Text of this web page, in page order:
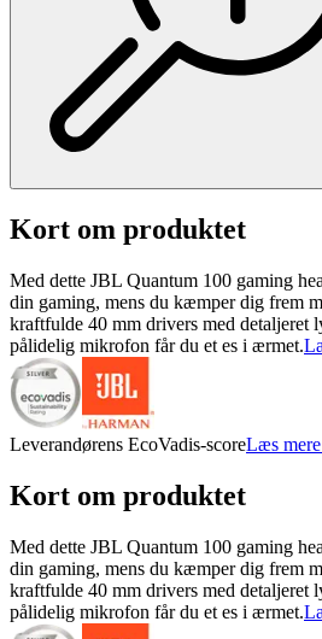
Kort om produktet
Med dette JBL Quantum 100 gaming
din gaming, mens du kæmper dig frem
kraftfulde 40 mm drivers med detaljeret
pålidelig mikrofon får du et es i ærmet.
Leverandørens EcoVadis-scoreLæs
Kort om produktet
Med dette JBL Quantum 100 gaming
din gaming, mens du kæmper dig frem
kraftfulde 40 mm drivers med detaljeret
pålidelig mikrofon får du et es i ærmet.